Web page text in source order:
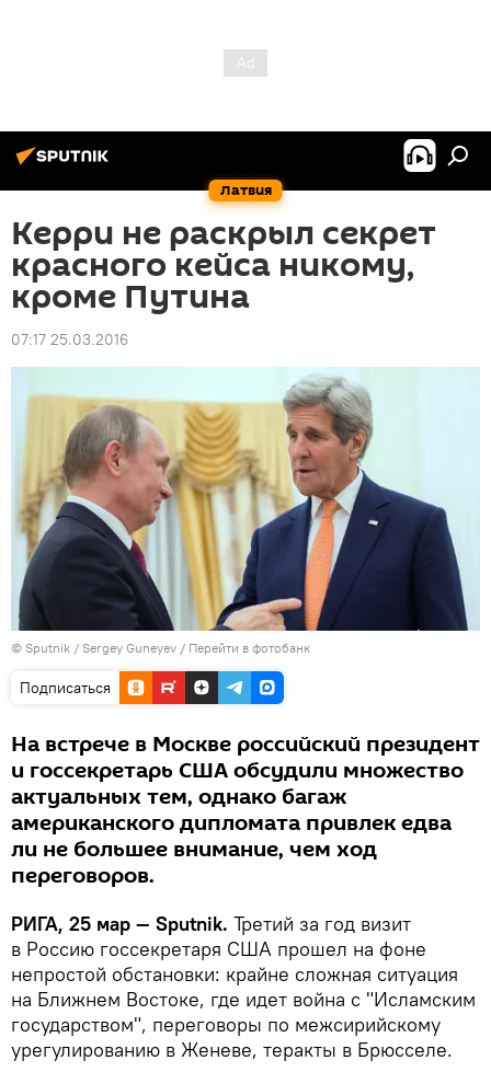
Латвия
Керри не раскрыл секрет
красного кейса никому,
кроме Путина
07:17 25.03.2016
© Sputnik / Sergey Guneyev / Перейти в фотобанк
Подписаться
На встрече в Москве российский президент
и госсекретарь США обсудили множество
актуальных тем, однако багаж
американского дипломата привлек едва
ли не большее внимание, чем ход
переговоров.
РИГА, 25 мар — Sputnik. Третий за год визит
в Россию госсекретаря США прошел на фоне
непростой обстановки: крайне сложная ситуация
на Ближнем Востоке, где идет война с "Исламским
государством", переговоры по межсирийскому
урегулированию в Женеве, теракты в Брюсселе.